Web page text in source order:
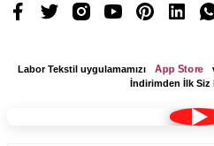
Labor Tekstil uygulamamızı App Store
İndirimden İlk Siz